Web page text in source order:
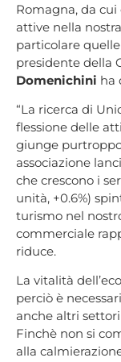
Romagna, da
attive nella
particolare quelle
presidente della
Domenichini ha
“La ricerca di
flessione delle
giunge
associazione
che crescono i
unità, +0.6%)
turismo nel
commerciale
riduce.
La vitalità
perciò è
anche altri
Finchè non si
alla